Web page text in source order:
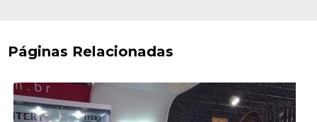
Páginas Relacionadas